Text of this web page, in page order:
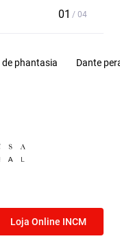
de phantasia Dante
Loja Online INCM